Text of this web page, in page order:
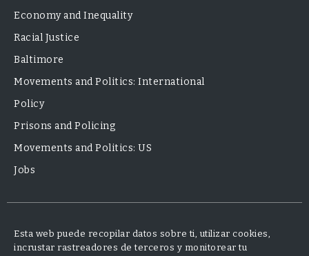
Economy and Inequality
Racial Justice
Baltimore
Movements and Politics: International
Policy
Prisons and Policing
Movements and Politics: US
Jobs
Esta web puede recopilar datos sobre ti, utilizar cookies,
incrustar rastreadores de terceros y monitorear tu